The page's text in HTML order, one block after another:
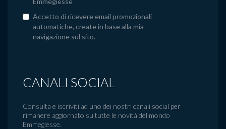
Accetto di ricevere email promozionali
automatiche, create in base alla mia
navigazione sul sito.
CANALI SOCIAL
Consulta e iscriviti ad uno dei nostri canali social per
rimanere aggiornato su tutte le novità del mondo
Emmegiesse.